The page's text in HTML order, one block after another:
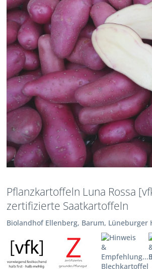
Pflanzkartoffeln Luna Rossa
zertifizierte Saatkartoffeln
Biolandhof Ellenberg, Barum, Lüneburger